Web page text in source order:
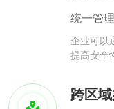
统一管理
企业可以
提高安全
跨区